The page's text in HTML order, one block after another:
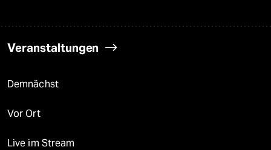
Veranstaltungen
Demnächst
Vor Ort
Live im Stream